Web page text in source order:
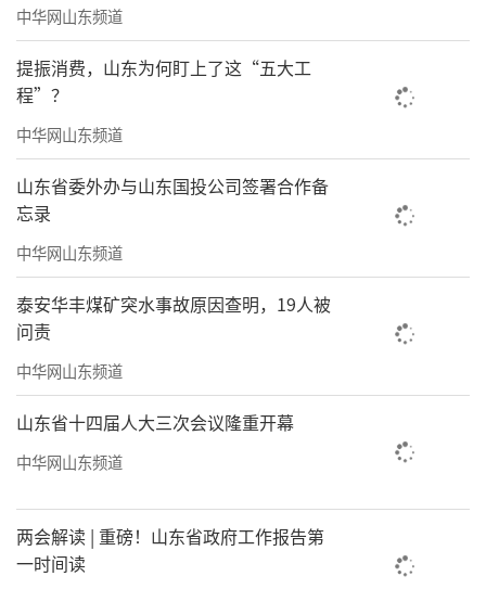
目，在逼真的场景中提升应急反应能力；平原
县开放消防救援站，邀请师生“零距离”接触
各类消防器材装备，通过互动教学加深对消防
工作的认识。各地活动形式虽有不同，但都紧
扣安全教育主题，让师生在参与中学习、在体
验中成长。
此次系列活动通过场景化教学、沉浸式体
验、多平台传播等方式，将消防安全知识融入
实践，切实提升了师生应急避险能力，为筑牢
（记者/周树茂来源：闪电新闻）
责任编辑：薛筱蕙
中华网山东频道
提振消费，山东为何盯上了这“五大工
程”？
中华网山东频道
山东省委外办与山东国投公司签署合作备
忘录
中华网山东频道
泰安华丰煤矿突水事故原因查明，19人被
问责
中华网山东频道
山东省十四届人大三次会议隆重开幕
中华网山东频道
两会解读 | 重磅！山东省政府工作报告第
一时间读